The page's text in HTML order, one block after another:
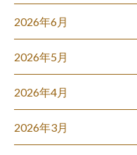
2026年6月
2026年5月
2026年4月
2026年3月